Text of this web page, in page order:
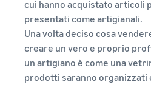
cui hanno acquistato articoli
presentati come artigianali.
Una volta deciso cosa
creare un vero e proprio
un artigiano è come una
prodotti saranno organizzati